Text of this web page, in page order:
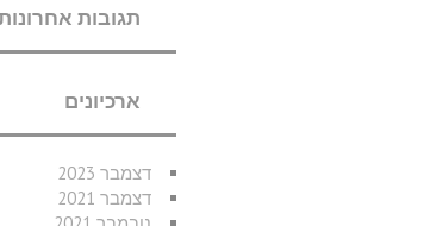
תגובות
ארכיונים
דצמבר 2023
דצמבר 2021